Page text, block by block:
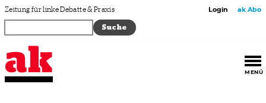
Zum Inhalt springen
Zeitung für linke Debatte & Praxis Login ak Abo
MENÜ